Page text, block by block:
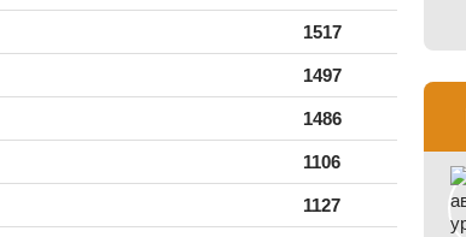
1517
1497
1486
1106
1127